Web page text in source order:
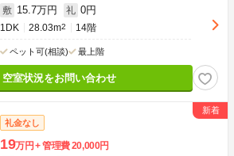
敷 15.7万円 礼 0円
1DK 28.03m2 14階
ペット可(相談) 最上階
空室状況をお問い合わせ
礼金なし
19万円 管理費20,000円